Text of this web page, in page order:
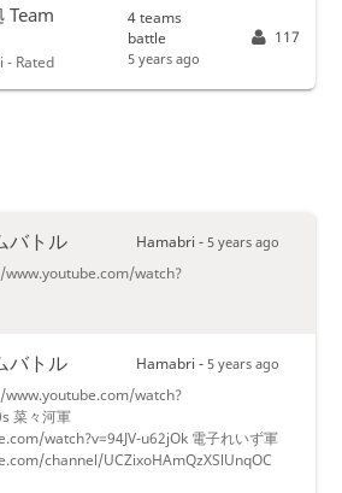
Team
- Rated
4 teams
battle
5 years ago
117
バトル Hamabri - 5 years ago
www.youtube.com/watch?
バトル Hamabri - 5 years ago
watch?
菜々河軍
watch?v=94JV-u62jOk 電子れいず軍
channel/UCZixoHAmQzXSlUnqOC